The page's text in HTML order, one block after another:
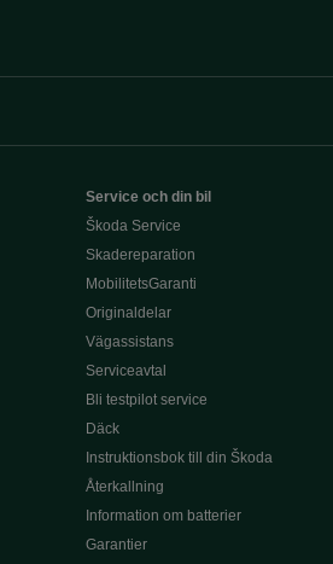
Service och din bil
Škoda Service
Skadereparation
MobilitetsGaranti
Originaldelar
Vägassistans
Serviceavtal
Bli testpilot service
Däck
Instruktionsbok till din Škoda
Återkallning
Information om batterier
Garantier